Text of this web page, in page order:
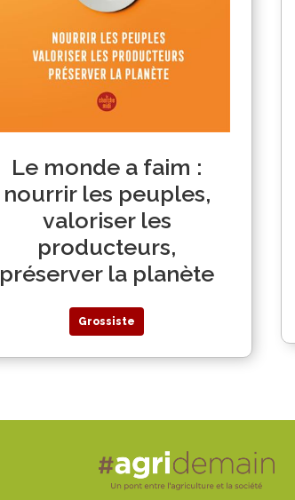
Le monde a faim :
nourrir les peuples,
valoriser les
producteurs,
préserver la planète
Grossiste